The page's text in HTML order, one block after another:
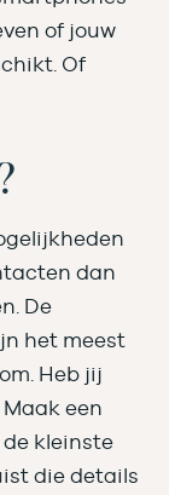
of jouw
Of
dan
De
het meest
Heb jij
een
kleinste
die details